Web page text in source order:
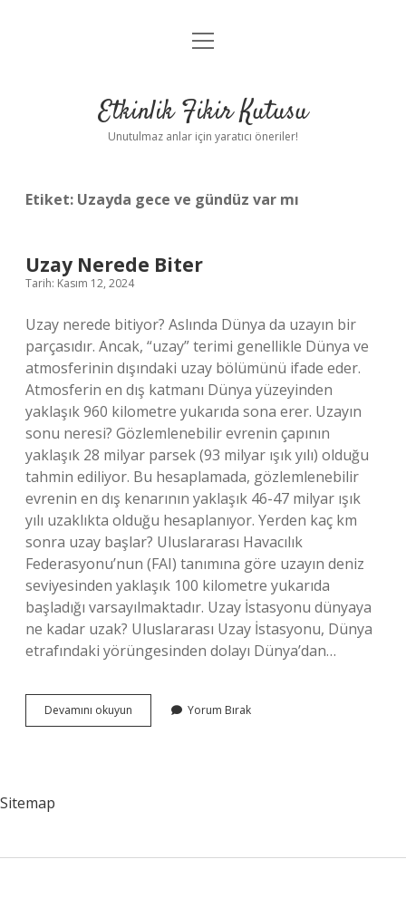
Anasayfa
Yasal Uyarı
menüyü
Etkinlik Fikir Kutusu
Unutulmaz anlar için yaratıcı öneriler!
Etiket: Uzayda gece ve gündüz var mı
Uzay Nerede Biter
Tarih: Kasım 12, 2024
Uzay nerede bitiyor? Aslında Dünya da uzayın bir
parçasıdır. Ancak, “uzay” terimi genellikle Dünya ve
atmosferinin dışındaki uzay bölümünü ifade eder.
Atmosferin en dış katmanı Dünya yüzeyinden
yaklaşık 960 kilometre yukarıda sona erer. Uzayın
sonu neresi? Gözlemlenebilir evrenin çapının
yaklaşık 28 milyar parsek (93 milyar ışık yılı) olduğu
tahmin ediliyor. Bu hesaplamada, gözlemlenebilir
evrenin en dış kenarının yaklaşık 46-47 milyar ışık
yılı uzaklıkta olduğu hesaplanıyor. Yerden kaç km
sonra uzay başlar? Uluslararası Havacılık
Federasyonu’nun (FAI) tanımına göre uzayın deniz
seviyesinden yaklaşık 100 kilometre yukarıda
başladığı varsayılmaktadır. Uzay İstasyonu dünyaya
ne kadar uzak? Uluslararası Uzay İstasyonu, Dünya
etrafındaki yörüngesinden dolayı Dünya’dan…
Devamını okuyun
Nerede
Yorum Bırak
Sitemap